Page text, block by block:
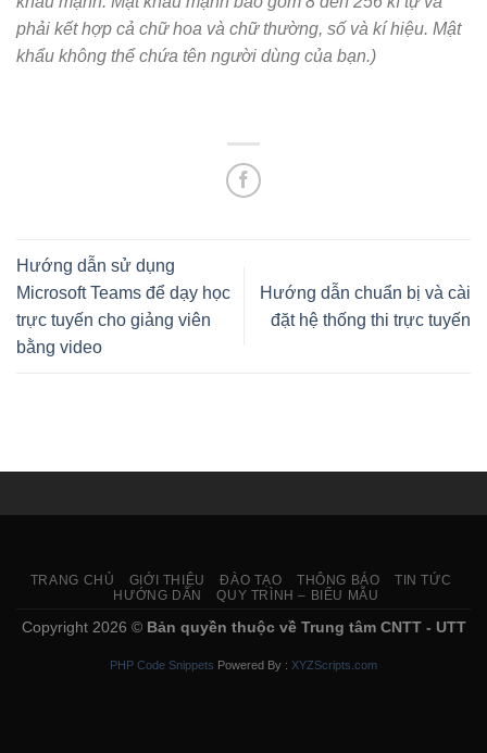
phải kết hợp cả chữ hoa và chữ thường, số và kí hiệu. Mật
khẩu không thể chứa tên người dùng của bạn.)
Hướng dẫn sử dụng
Microsoft Teams để dạy học
trực tuyến cho giảng viên
bằng video
Hướng dẫn chuẩn bị và cài
đặt hệ thống thi trực tuyến
TRANG CHỦ GIỚI THIỆU ĐÀO TẠO THÔNG BÁO
TIN TỨC
HƯỚNG DẪN
QUY TRÌNH – BIỂU MẪU
Copyright 2026 © Bản quyền thuộc về Trung tâm CNTT - UTT
PHP Code Snippets Powered By : XYZScripts.com